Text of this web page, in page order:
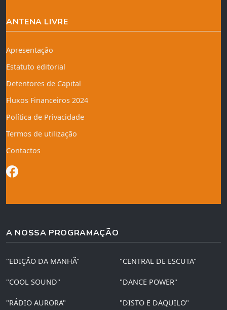
ANTENA LIVRE
Apresentação
Estatuto editorial
Detentores de Capital
Fluxos Financeiros 2024
Política de Privacidade
Termos de utilização
Contactos
A NOSSA PROGRAMAÇÃO
"EDIÇÃO DA MANHÃ" "CENTRAL DE ESCUTA"
"COOL SOUND" "DANCE POWER"
"RÁDIO AURORA" "DISTO E DAQUILO"